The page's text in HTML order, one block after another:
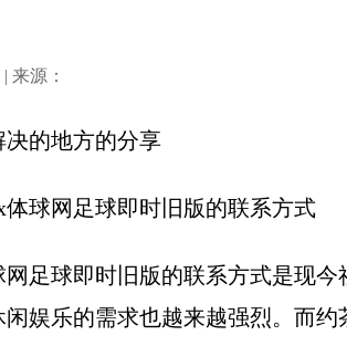
来源：
决的地方的分享
体球网足球即时旧版的联系方式
网足球即时旧版的联系方式是现
娱乐的需求也越来越强烈。而